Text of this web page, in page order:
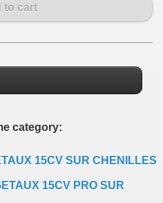
to cart
category: